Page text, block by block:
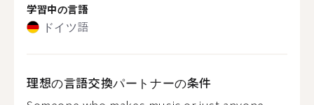
学習中の言語
ドイツ語
理想の言語交換パートナーの条件